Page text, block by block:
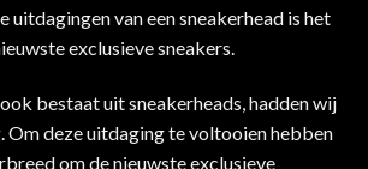
uitdagingen van een sneakerhead is het
exclusieve sneakers.
bestaat uit sneakerheads, hadden wij
Om deze uitdaging te voltooien hebben
om de nieuwste exclusieve